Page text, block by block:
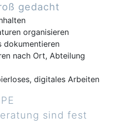
gedacht
organisieren
dokumentieren
nach Ort, Abteilung
digitales Arbeiten
sind fest